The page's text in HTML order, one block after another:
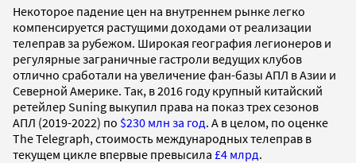
Некоторое падение цен на внутреннем рынке легко
компенсируется растущими доходами от реализации
телеправ за рубежом. Широкая география легионеров и
регулярные заграничные гастроли ведущих клубов
отлично сработали на увеличение фан-базы АПЛ в Азии и
Северной Америке. Так, в 2016 году крупный китайский
ретейлер Suning выкупил права на показ трех сезонов
АПЛ (2019-2022) по $230 млн за год. А в целом, по оценке
The Telegraph, стоимость международных телеправ в
текущем цикле впервые превысила £4 млрд.